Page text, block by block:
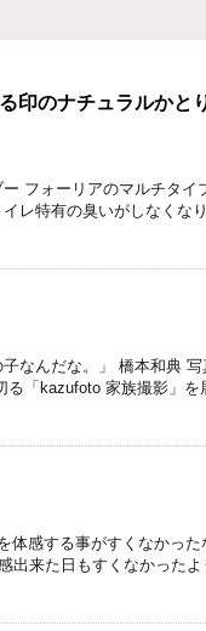
印のナチュラルかと
フォーリアのマルチタイ
レ特有の臭いがしなくな
なんだな。」 橋本和典 写
「kazufoto 家族撮影」を
体感する事がすくなかった
出来た日もすくなかったよ